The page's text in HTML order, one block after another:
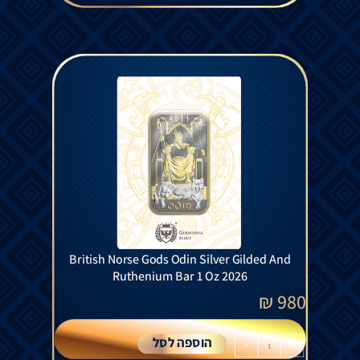
British Norse Gods Odin Silver Gilded And
Ruthenium Bar 1 Oz 2026
980
₪
-
+ הוספה לסל